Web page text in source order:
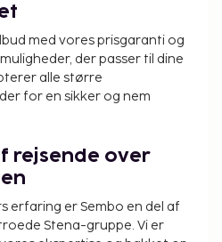
med vores prisgaranti og
der passer til dine
alle større
for en sikker og nem
rejsende over
erfaring er Sembo en del af
Stena-gruppe. Vi er